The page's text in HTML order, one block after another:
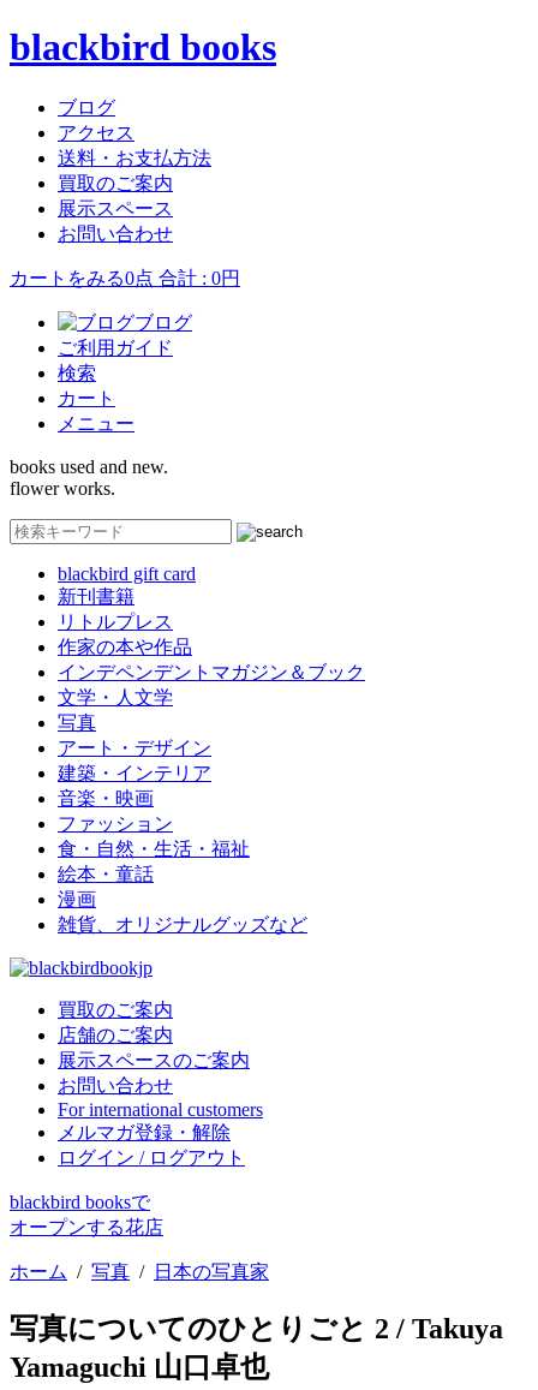
blackbird books
ブログ
アクセス
送料・お支払方法
買取のご案内
展示スペース
お問い合わせ
カートをみる0点 合計 : 0円
ブログ
ご利用ガイド
検索
カート
メニュー
books used and new.
flower works.
blackbird gift card
新刊書籍
リトルプレス
作家の本や作品
インデペンデントマガジン＆ブック
文学・人文学
写真
アート・デザイン
建築・インテリア
音楽・映画
ファッション
食・自然・生活・福祉
絵本・童話
漫画
雑貨、オリジナルグッズなど
買取のご案内
店舗のご案内
展示スペースのご案内
お問い合わせ
For international customers
メルマガ登録・解除
ログイン / ログアウト
blackbird booksで
オープンする花店
ホーム / 写真 / 日本の写真家
写真についてのひとりごと 2 / Takuya
Yamaguchi 山口卓也